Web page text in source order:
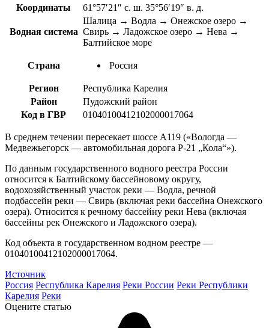
Координаты
61°57′21″ с. ш. 35°56′19″ в. д.
Водная система
Шалица → Водла → Онежское озеро →
Свирь → Ладожское озеро → Нева →
Балтийское море
Страна Россия
Регион
Республика Карелия
Район
Пудожский район
Код в ГВР
01040100412102000017064
В среднем течении пересекает шоссе А119 («Вологда —
Медвежьегорск — автомобильная дорога Р-21 „Кола“»).
По данным государственного водного реестра России
относится к Балтийскому бассейновому округу,
водохозяйственный участок реки — Водла, речной
подбассейн реки — Свирь (включая реки бассейна Онежского
озера). Относится к речному бассейну реки Нева (включая
бассейны рек Онежского и Ладожского озера).
Код объекта в государственном водном реестре —
01040100412102000017064.
Источник
Россия Республика Карелия Реки России Реки Республики
Карелия Реки
Оцените статью